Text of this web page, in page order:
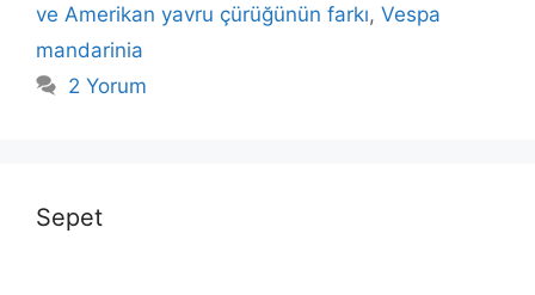
ve Amerikan yavru çürüğünün farkı, Vespa
mandarinia
2 Yorum
Sepet